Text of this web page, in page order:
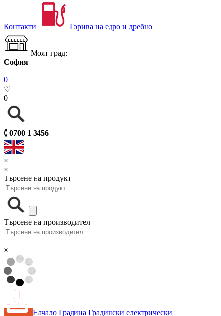
Контакти Горива на едро и дребно
Моят град:
София
0
♡
0
🕻 0700 1 3456
×
×
Търсене на продукт
Търсене на производител
×
Начало Градина Градински електрически